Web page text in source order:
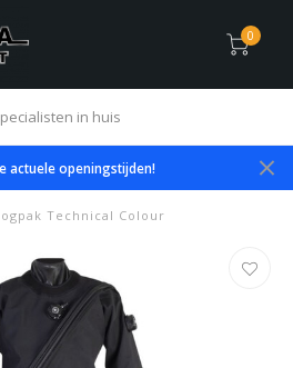
0
in huis
actuele openingstijden!
Technical Colour